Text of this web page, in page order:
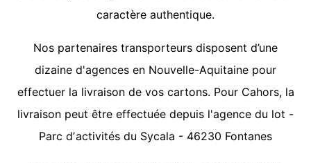
caractère authentique.
Nos partenaires transporteurs disposent d’une
dizaine d'agences en Nouvelle-Aquitaine pour
effectuer la livraison de vos cartons. Pour Cahors, la
livraison peut être effectuée depuis l'agence du lot -
Parc dʼactivités du Sycala - 46230 Fontanes